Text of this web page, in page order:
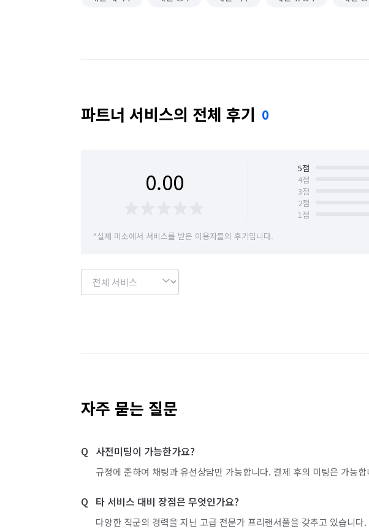
파트너 서비스의 전체 후기 0
0.00 5점
4점
3점
2점
1점
*실제 미소에서 서비스를 받은 이용자들의 후기입니다.
자주 묻는 질문
사전미팅이 가능한가요?
규정에 준하여 채팅과 유선상담만 가능합니다. 결제 후의 미팅은 가능합
타 서비스 대비 장점은 무엇인가요?
다양한 직군의 경력을 지닌 고급 전문가 프리랜서풀을 갖추고 있습니다